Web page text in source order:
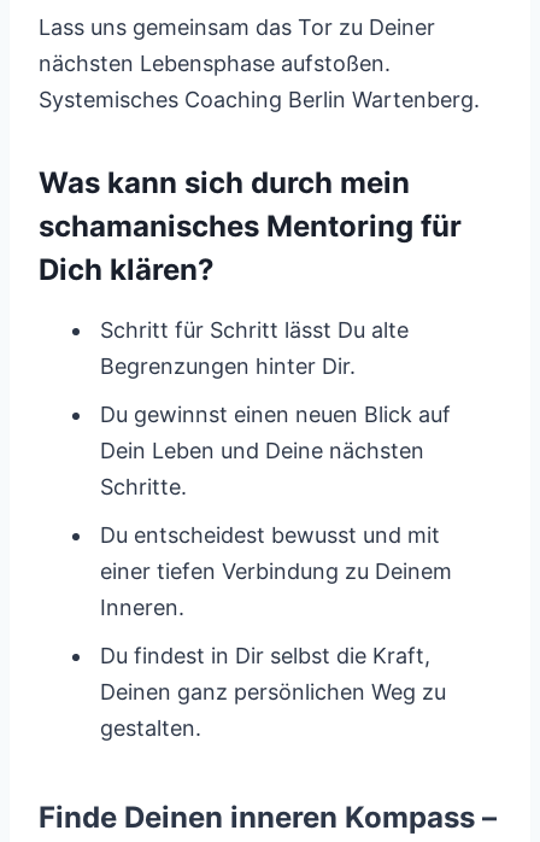
Lass uns gemeinsam das Tor zu Deiner
nächsten Lebensphase aufstoßen.
Systemisches Coaching Berlin Wartenberg.
Was kann sich durch mein
schamanisches Mentoring für
Dich klären?
Schritt für Schritt lässt Du alte
Begrenzungen hinter Dir.
Du gewinnst einen neuen Blick auf
Dein Leben und Deine nächsten
Schritte.
Du entscheidest bewusst und mit
einer tiefen Verbindung zu Deinem
Inneren.
Du findest in Dir selbst die Kraft,
Deinen ganz persönlichen Weg zu
gestalten.
Finde Deinen inneren Kompass –